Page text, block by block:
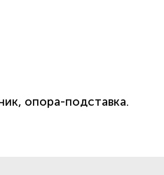
опора-подставка.